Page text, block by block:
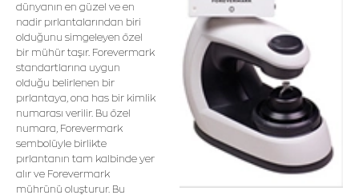
dünyanın en güzel ve en
nadir pırlantalarından biri
olduğunu simgeleyen özel
bir mühür taşır. Forevermark
standartlarına uygun
olduğu belirlenen bir
pırlantaya, ona has bir kimlik
numarası verilir. Bu özel
numara, Forevermark
sembolüyle birlikte
pırlantanın tam kalbinde yer
alır ve Forevermark
mührünü oluşturur. Bu